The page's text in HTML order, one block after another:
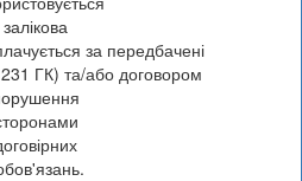
залікова
за передбачені
ГК) та/або договором